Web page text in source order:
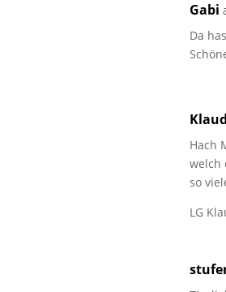
Gabi
Da
Hach
welch
so
LG